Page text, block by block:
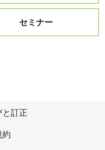
セミナー
と訂正
約